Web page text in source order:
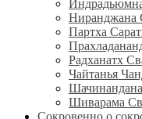
Ниранджана
Партха
Радханатх
Чайтанья
Шиварама